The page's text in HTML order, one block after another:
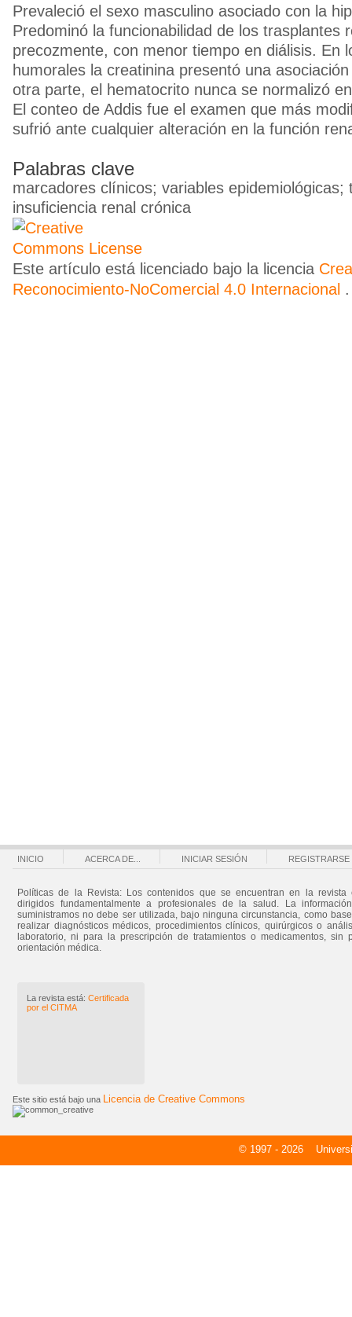
Prevaleció el sexo masculino asociado con la
Predominó la funcionabilidad de los trasplantes
precozmente, con menor tiempo en diálisis. En
humorales la creatinina presentó una
otra parte, el hematocrito nunca se normalizó
El conteo de Addis fue el examen que más
sufrió ante cualquier alteración en la función
Palabras clave
marcadores clínicos; variables epidemiológicas;
insuficiencia renal crónica
Este artículo está licenciado bajo la licencia
Reconocimiento-NoComercial 4.0 Internacional .
INICIO ACERCA DE... INICIAR SESIÓN REGISTRARSE
Políticas de la Revista: Los contenidos que se encuentran en la revista
dirigidos fundamentalmente a profesionales de la salud. La
suministramos no debe ser utilizada, bajo ninguna circunstancia, como
realizar diagnósticos médicos, procedimientos clínicos, quirúrgicos o
laboratorio, ni para la prescripción de tratamientos o medicamentos, sin
orientación médica.
La revista está: Certificada
por el CITMA
Este sitio está bajo una Licencia de Creative Commons
© 1997 - 2026